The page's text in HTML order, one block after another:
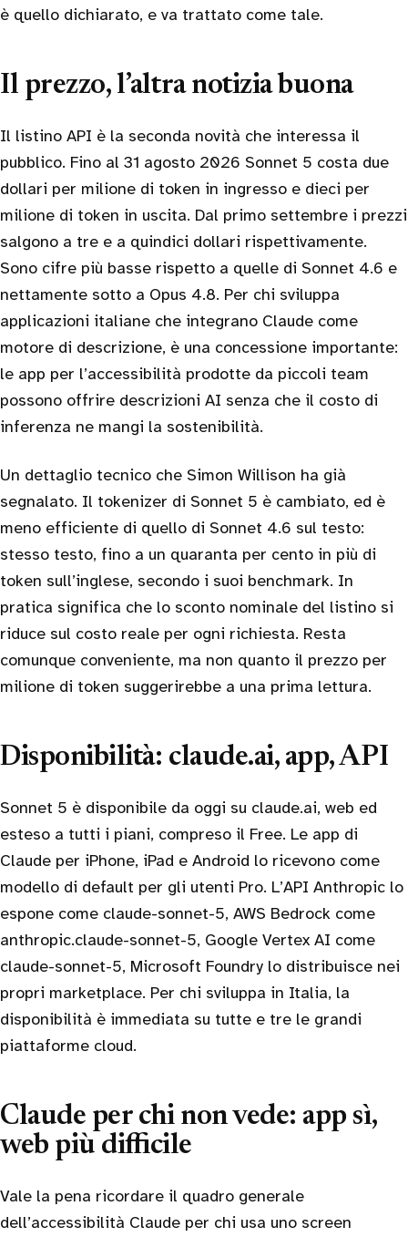
è quello dichiarato, e va trattato come tale.
Il prezzo, l’altra notizia buona
Il listino API è la seconda novità che interessa il
pubblico. Fino al 31 agosto 2026 Sonnet 5 costa due
dollari per milione di token in ingresso e dieci per
milione di token in uscita. Dal primo settembre i prezzi
salgono a tre e a quindici dollari rispettivamente.
Sono cifre più basse rispetto a quelle di Sonnet 4.6 e
nettamente sotto a Opus 4.8. Per chi sviluppa
applicazioni italiane che integrano Claude come
motore di descrizione, è una concessione importante:
le app per l’accessibilità prodotte da piccoli team
possono offrire descrizioni AI senza che il costo di
inferenza ne mangi la sostenibilità.
Un dettaglio tecnico che Simon Willison ha già
segnalato. Il tokenizer di Sonnet 5 è cambiato, ed è
meno efficiente di quello di Sonnet 4.6 sul testo:
stesso testo, fino a un quaranta per cento in più di
token sull’inglese, secondo i suoi benchmark. In
pratica significa che lo sconto nominale del listino si
riduce sul costo reale per ogni richiesta. Resta
comunque conveniente, ma non quanto il prezzo per
milione di token suggerirebbe a una prima lettura.
Disponibilità: claude.ai, app, API
Sonnet 5 è disponibile da oggi su claude.ai, web ed
esteso a tutti i piani, compreso il Free. Le app di
Claude per iPhone, iPad e Android lo ricevono come
modello di default per gli utenti Pro. L’API Anthropic lo
espone come claude-sonnet-5, AWS Bedrock come
anthropic.claude-sonnet-5, Google Vertex AI come
claude-sonnet-5, Microsoft Foundry lo distribuisce nei
propri marketplace. Per chi sviluppa in Italia, la
disponibilità è immediata su tutte e tre le grandi
piattaforme cloud.
Claude per chi non vede: app sì,
web più difficile
Vale la pena ricordare il quadro generale
dell’accessibilità Claude per chi usa uno screen